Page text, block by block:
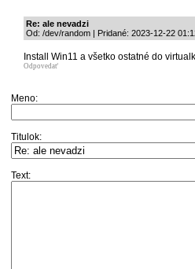
Re: ale nevadzi
Od: /dev/random | Pridané: 2023-12-22
Install Win11 a všetko ostatné do
Odpovedať
Meno:
Titulok:
Text: